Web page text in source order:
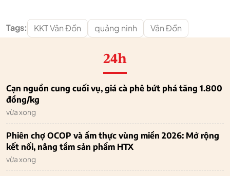
Tags: KKT Vân Đồn quảng ninh Vân Đồn
24h
Cạn nguồn cung cuối vụ, giá cà phê bứt phá tăng 1.800
đồng/kg
vừa xong
Phiên chợ OCOP và ẩm thực vùng miền 2026: Mở rộng
kết nối, nâng tầm sản phẩm HTX
vừa xong